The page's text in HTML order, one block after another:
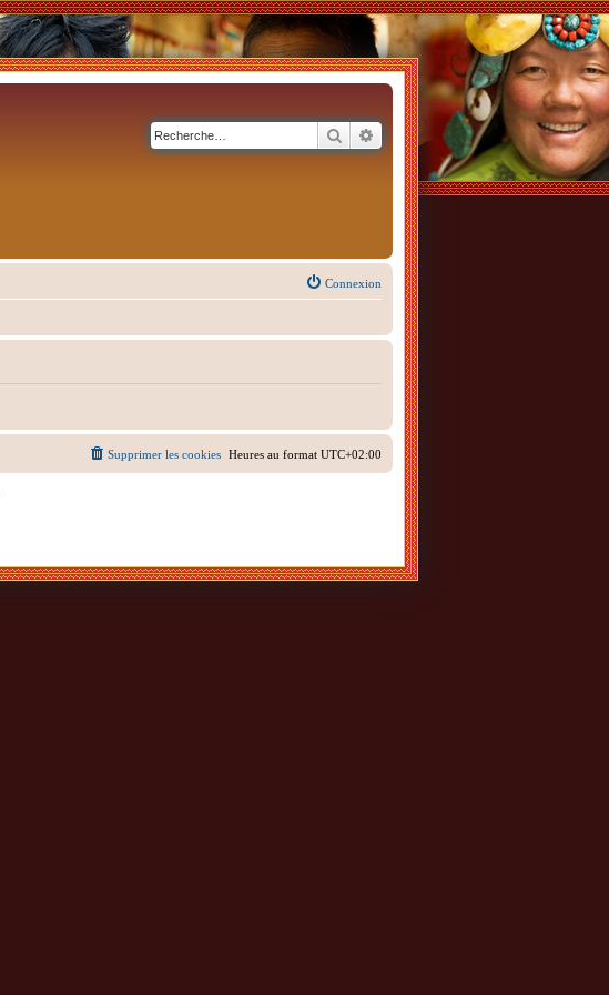
RechercherRecherche avancée
Connexion
Heures au format UTC+02:00
Supprimer les cookies